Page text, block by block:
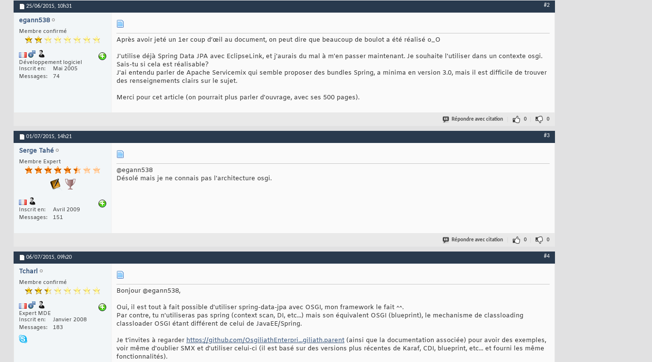
25/06/2015, 10h31 #2
egann538
Membre confirmé
Développement logiciel
Inscrit en
Mai 2005
Messages
74
Après avoir jeté un 1er coup d’œil au document, on peut dire que beaucoup de boulot a été réalisé o_O
J'utilise déjà Spring Data JPA avec EclipseLink, et j'aurais du mal à m'en passer maintenant. Je souhaite l'utiliser dans un contexte osgi.
Sais-tu si cela est réalisable?
J'ai entendu parler de Apache Servicemix qui semble proposer des bundles Spring, a minima en version 3.0, mais il est difficile de trouver
des renseignements clairs sur le sujet.
Merci pour cet article (on pourrait plus parler d'ouvrage, avec ses 500 pages).
Répondre avec citation 0 0
01/07/2015, 14h21 #3
Serge Tahé
Membre Expert
Inscrit en
Avril 2009
Messages
151
@egann538
Désolé mais je ne connais pas l'architecture osgi.
Répondre avec citation 0 0
06/07/2015, 09h20 #4
Tcharl
Membre confirmé
Expert MDE
Inscrit en
Janvier 2008
Messages
183
Bonjour @egann538,
Oui, il est tout à fait possible d'utiliser spring-data-jpa avec OSGI, mon framework le fait ^^.
Par contre, tu n'utiliseras pas spring (context scan, DI, etc...) mais son équivalent OSGI (blueprint), le mechanisme de classloading
classloader OSGI étant différent de celui de JavaEE/Spring.
Je t'invites à regarder https://github.com/OsgiliathEnterpri...giliath.parent (ainsi que la documentation associée) pour avoir des exemples,
voir même d'oublier SMX et d'utiliser celui-ci (il est basé sur des versions plus récentes de Karaf, CDI, blueprint, etc... et fourni les même
fonctionnalités).